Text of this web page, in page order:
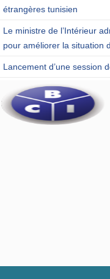
étrangères tunisien
Le ministre de l’Intérieur
pour améliorer la situation
Lancement d’une session